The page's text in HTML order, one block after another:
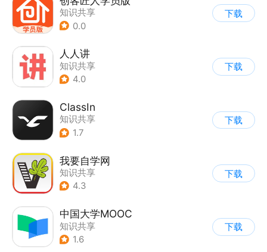
知识共享
0.0
下载
人人讲
知识共享
4.0
下载
ClassIn
知识共享
1.7
下载
我要自学网
知识共享
4.3
下载
中国大学MOOC
知识共享
1.6
下载